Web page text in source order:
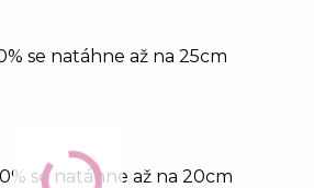
se natáhne až na 25cm
se natáhne až na 20cm